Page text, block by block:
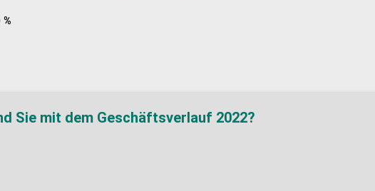
Sie mit dem Geschäftsverlauf 2022?